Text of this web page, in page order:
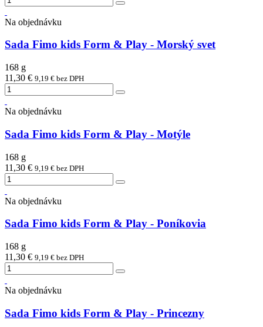
Na objednávku
Sada Fimo kids Form & Play - Morský svet
168 g
11,30 € 9,19 € bez DPH
Na objednávku
Sada Fimo kids Form & Play - Motýle
168 g
11,30 € 9,19 € bez DPH
Na objednávku
Sada Fimo kids Form & Play - Poníkovia
168 g
11,30 € 9,19 € bez DPH
Na objednávku
Sada Fimo kids Form & Play - Princezny